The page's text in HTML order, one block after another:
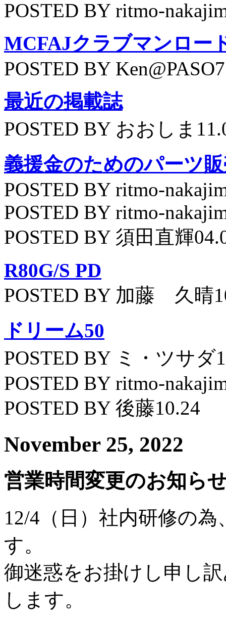
POSTED BY ritmo-
MCFAJクラブマンロー
POSTED BY
最近の掲載誌
POSTED BY おおしま
義援金のためのパーツ
POSTED BY ritmo-
POSTED BY ritmo-
POSTED BY 須田直輝
R80G/S PD
POSTED BY 加藤 久晴
ドリーム50
POSTED BY ミ・ツサダ
POSTED BY ritmo-
POSTED BY 後藤10.24
November 25, 2022
営業時間変更のお知ら
12/4（日）社内研修の
す。
御迷惑をお掛けし申し
します。